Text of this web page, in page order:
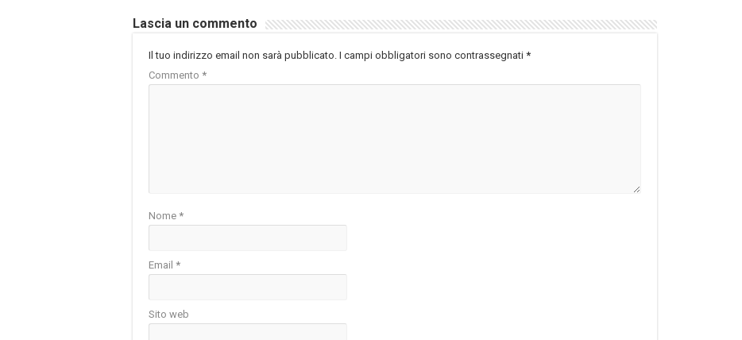
Lascia un commento
Il tuo indirizzo email non sarà pubblicato. I campi obbligatori sono contrassegnati *
Commento *
Nome *
Email *
Sito web